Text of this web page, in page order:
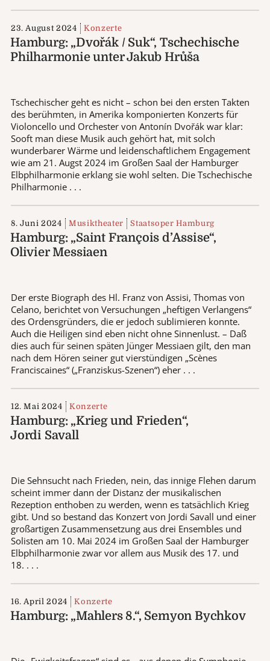
23. August 2024 Konzerte
Hamburg: „Dvořák / Suk“, Tschechische
Philharmonie unter Jakub Hrůša
Tschechischer geht es nicht – schon bei den ersten Takten
des berühmten, in Amerika komponierten Konzerts für
Violoncello und Orchester von Antonín Dvořák war klar:
Sooft man diese Musik auch gehört hat, mit solch
wunderbarer Wärme und leidenschaftlichem Engagement
wie am 21. Augst 2024 im Großen Saal der Hamburger
Elbphilharmonie erklang sie wohl selten. Die Tschechische
Philharmonie . . .
8. Juni 2024 Musiktheater Staatsoper Hamburg
Hamburg: „Saint François d’Assise“,
Olivier Messiaen
Der erste Biograph des Hl. Franz von Assisi, Thomas von
Celano, berichtet von Versuchungen „heftigen Verlangens“
des Ordensgründers, die er jedoch sublimieren konnte.
Auch die Heiligen sind eben nicht ohne Sinnenlust. – Daß
dies auch für seinen späten Jünger Messiaen gilt, den man
nach dem Hören seiner gut vierstündigen „Scènes
Franciscaines“ („Franziskus-Szenen“) eher . . .
12. Mai 2024 Konzerte
Hamburg: „Krieg und Frieden“,
Jordi Savall
Die Sehnsucht nach Frieden, nein, das innige Flehen darum
scheint immer dann der Distanz der musikalischen
Rezeption enthoben zu werden, wenn es tatsächlich Krieg
gibt. Und so bestand das Konzert von Jordi Savall und einer
großartigen Zusammensetzung aus drei Ensembles und
Solisten am 10. Mai 2024 im Großen Saal der Hamburger
Elbphilharmonie zwar vor allem aus Musik des 17. und
18. . . .
16. April 2024 Konzerte
Hamburg: „Mahlers 8.“, Semyon Bychkov